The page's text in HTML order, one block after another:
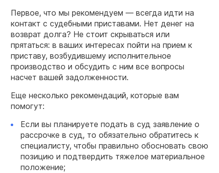
Первое, что мы рекомендуем — всегда идти на
контакт с судебными приставами. Нет денег на
возврат долга? Не стоит скрываться или
прятаться: в ваших интересах пойти на прием к
приставу, возбудившему исполнительное
производство и обсудить с ним все вопросы
насчет вашей задолженности.
Еще несколько рекомендаций, которые вам
помогут:
Если вы планируете подать в суд заявление о
рассрочке в суд, то обязательно обратитесь к
специалисту, чтобы правильно обосновать свою
позицию и подтвердить тяжелое материальное
положение;